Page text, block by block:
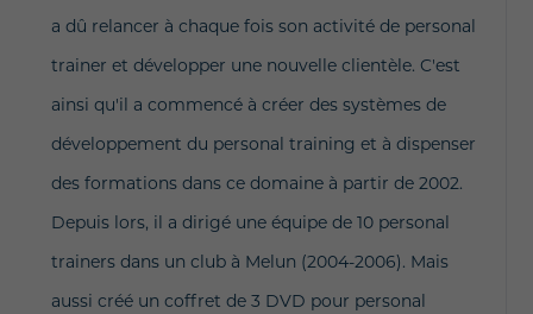
a dû relancer à chaque fois son activité de personal
trainer et développer une nouvelle clientèle. C'est
ainsi qu'il a commencé à créer des systèmes de
développement du personal training et à dispenser
des formations dans ce domaine à partir de 2002.
Depuis lors, il a dirigé une équipe de 10 personal
trainers dans un club à Melun (2004-2006). Mais
aussi créé un coffret de 3 DVD pour personal